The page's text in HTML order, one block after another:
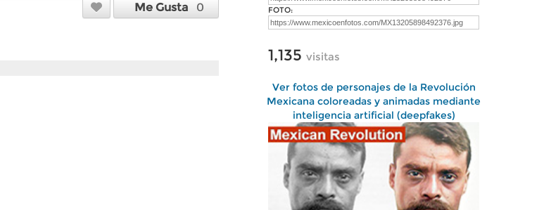
Me Gusta 0 FOTO:
1,135 visitas
Ver fotos de personajes de la Revolución
Mexicana coloreadas y animadas mediante
inteligencia artificial (deepfakes)